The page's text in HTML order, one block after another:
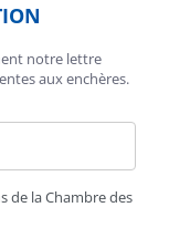
notre lettre
aux enchères.
de la Chambre des